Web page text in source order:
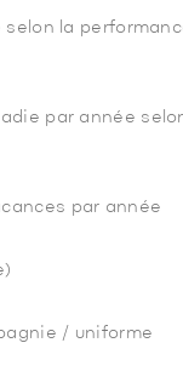
la
par année
par année
/ uniforme